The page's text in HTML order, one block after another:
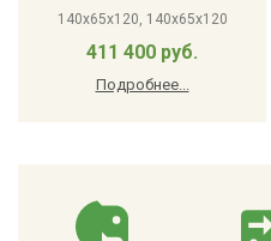
140x65x120, 140x65x120
411 400 руб.
Подробнее...